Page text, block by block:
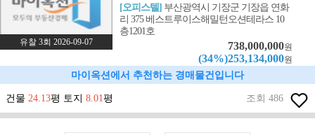
유찰 3회 2026-09-07
[오피스텔] 부산광역시 기장군 기장읍 연화
리 375 베스트루이스해밀턴오션테라스 10
층1201호
738,000,000원
(34%)253,134,000원
마이옥션에서 추천하는 경매물건입니다
건물 24.13평 토지 8.01평 조회 486